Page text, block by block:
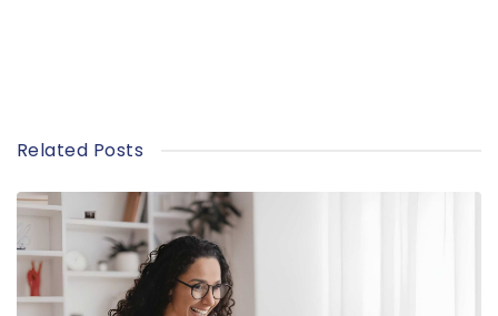
Related Posts